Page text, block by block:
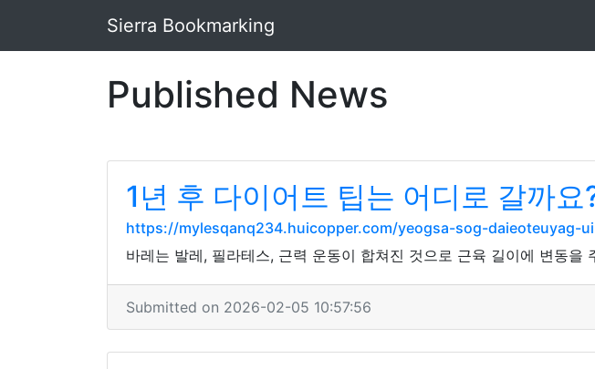
Sierra Bookmarking
Published News
1년 후 다이어트 팁는 어디로 갈까요
https://mylesqanq234.huicopper.com/yeogsa-sog-daieoteuyag-
바레는 발레, 필라테스, 근력 운동이 합쳐진 것으로 근육 길이에 변동
Submitted on 2026-02-05 10:57:56